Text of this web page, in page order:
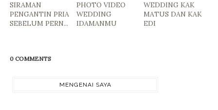
SIRAMAN
PENGANTIN PRIA
SEBELUM PERN...
PHOTO VIDEO
WEDDING
IDAMANMU
WEDDING KAK
MATUS DAN KAK
EDI
0 COMMENTS
MENGENAI SAYA